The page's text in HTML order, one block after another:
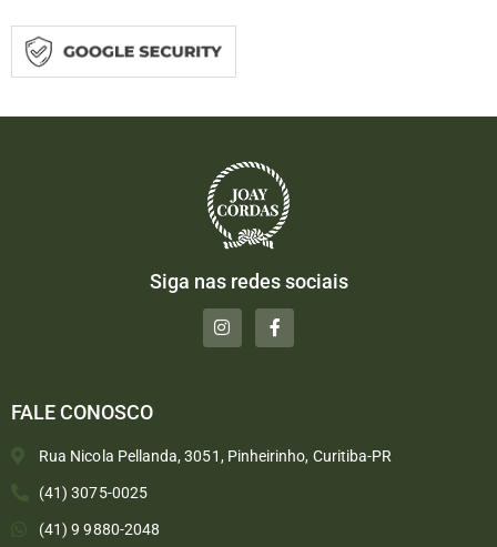
Siga nas redes sociais
FALE CONOSCO
Rua Nicola Pellanda, 3051, Pinheirinho, Curitiba-PR
(41) 3075-0025
(41) 9 9880-2048